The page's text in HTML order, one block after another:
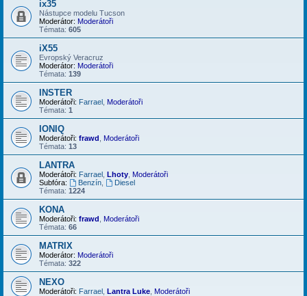
ix35
Nástupce modelu Tucson
Moderátor: Moderátoři
Témata: 605
iX55
Evropský Veracruz
Moderátor: Moderátoři
Témata: 139
INSTER
Moderátoři: Farrael Moderátoři
Témata: 1
IONIQ
Moderátoři: frawd
Moderátoři
Témata: 13
LANTRA
Moderátoři: Farrael Lhoty Moderátoři
Subfóra:
Benzín,
Diesel
Témata: 1224
KONA
Moderátoři: frawd
Moderátoři
Témata: 66
MATRIX
Moderátor: Moderátoři
Témata: 322
NEXO
Moderátoři: Farrael Lantra Luke Moderátoři